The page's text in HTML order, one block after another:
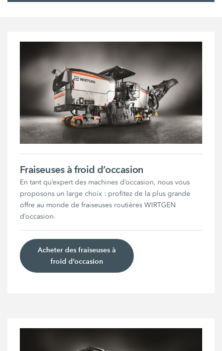
Fraiseuses à froid d’occasion
En tant qu’expert des machines d’occasion, nous vous
proposons un large choix : profitez de la plus grande
offre au monde de fraiseuses routières WIRTGEN
d’occasion.
Acheter des fraiseuses à
froid d’occasion